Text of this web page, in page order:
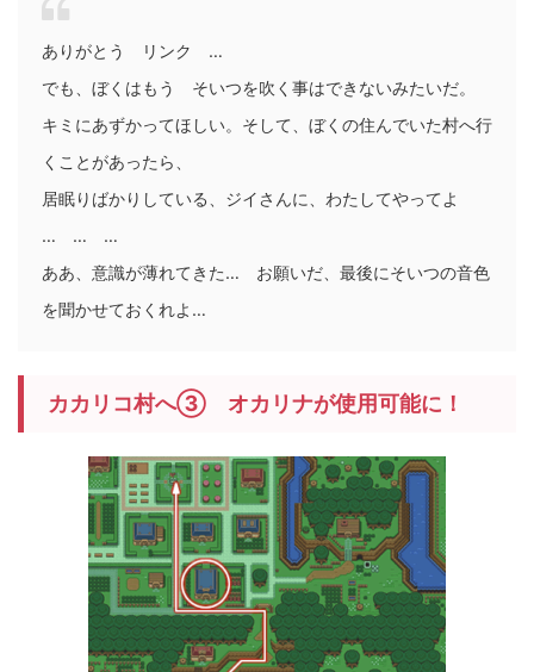
ありがとう リンク …
でも、ぼくはもう そいつを吹く事はできないみたいだ。
キミにあずかってほしい。そして、ぼくの住んでいた村へ行
くことがあったら、
居眠りばかりしている、ジイさんに、わたしてやってよ
… … …
ああ、意識が薄れてきた… お願いだ、最後にそいつの音色
を聞かせておくれよ…
カカリコ村へ③ オカリナが使用可能に！